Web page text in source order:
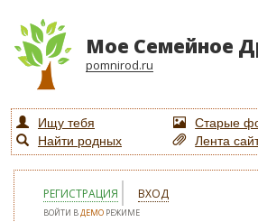
Мое Семейное
pomnirod.ru
Ищу тебя
Старые
Найти родных
Лента
РЕГИСТРАЦИЯ ВХОД
ВОЙТИ ВДЕМО РЕЖИМЕ